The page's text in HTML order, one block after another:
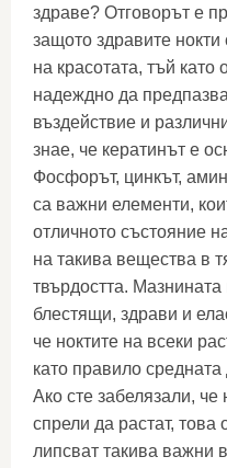
здраве? Отговорът е
защото здравите
на красотата, тъй като
надеждно да
въздействие и
знае, че кератинът е
Фосфорът, цинкът,
са важни елементи,
отличното състояние
на такива вещества в
твърдостта.
блестящи, здрави и
че ноктите на всеки
като правило
Ако сте забелязали, че
спрели да растат, това
липсват такива важни